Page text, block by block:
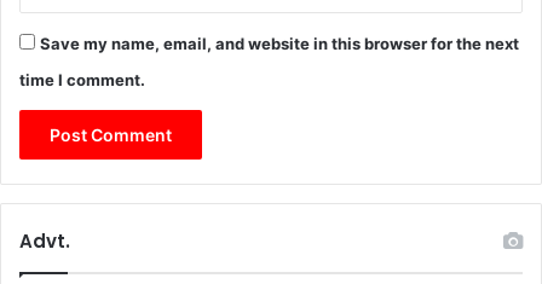
Save my name, email, and website in this browser for the next
time I comment.
Advt.